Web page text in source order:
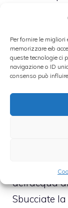
Per fornire le
memorizzare e/o
queste tecnologie ci
navigazione o ID
consenso può
1
1
sale
Crema
Scottate i
dell’acqua
Sbucciate